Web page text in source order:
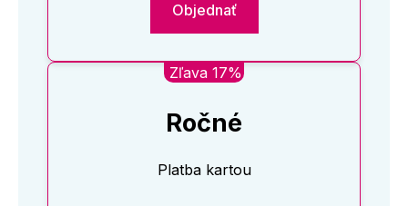
Objednať
Zľava 17%
Ročné
Platba kartou